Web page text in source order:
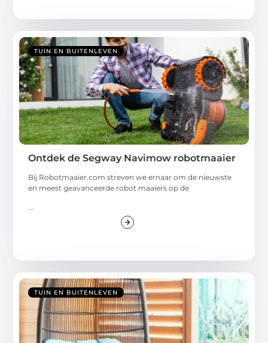
TUIN EN BUITENLEVEN
Ontdek de Segway Navimow robotmaaier
Bij Robotmaaier.com streven we ernaar om de nieuwste
en meest geavanceerde robot maaiers op de
...
TUIN EN BUITENLEVEN